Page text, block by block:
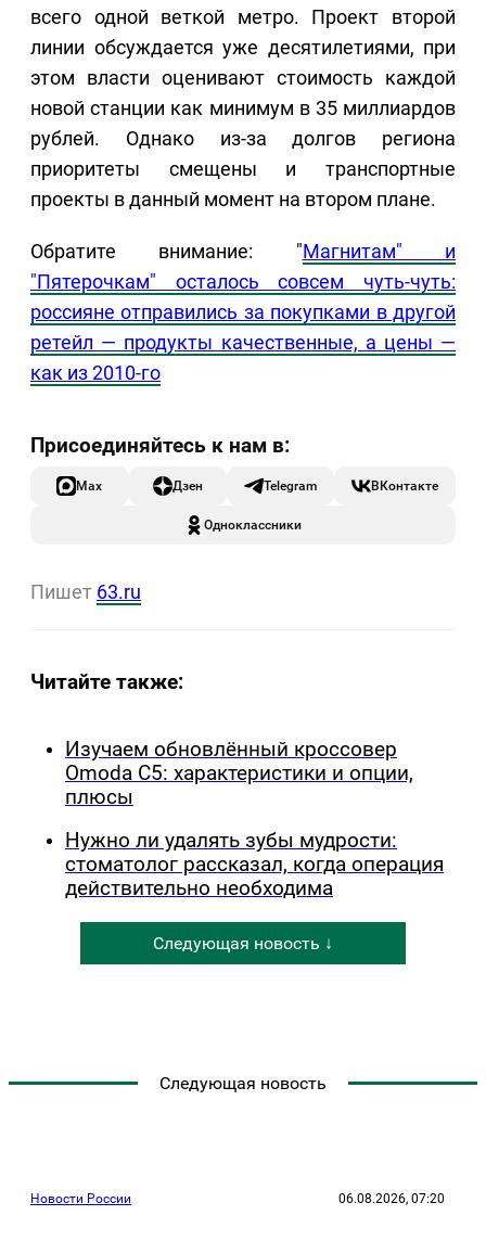
всего одной веткой метро. Проект второй
линии обсуждается уже десятилетиями, при
этом власти оценивают стоимость каждой
новой станции как минимум в 35 миллиардов
рублей. Однако из-за долгов региона
приоритеты смещены и транспортные
проекты в данный момент на втором плане.
Обратите внимание: "Магнитам" и
"Пятерочкам" осталось совсем чуть-чуть:
россияне отправились за покупками в другой
ретейл — продукты качественные, а цены —
как из 2010-го
Max Дзен Telegram ВКонтакте
Одноклассники
Пишет 63.ru
Читайте также:
Изучаем обновлённый кроссовер
Omoda C5: характеристики и опции,
плюсы
Нужно ли удалять зубы мудрости:
стоматолог рассказал, когда операция
действительно необходима
Следующая новость ↓
Следующая новость
Новости России 06.08.2026, 07:20